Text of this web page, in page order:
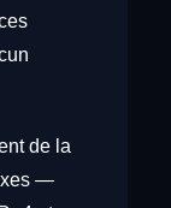
de la
—